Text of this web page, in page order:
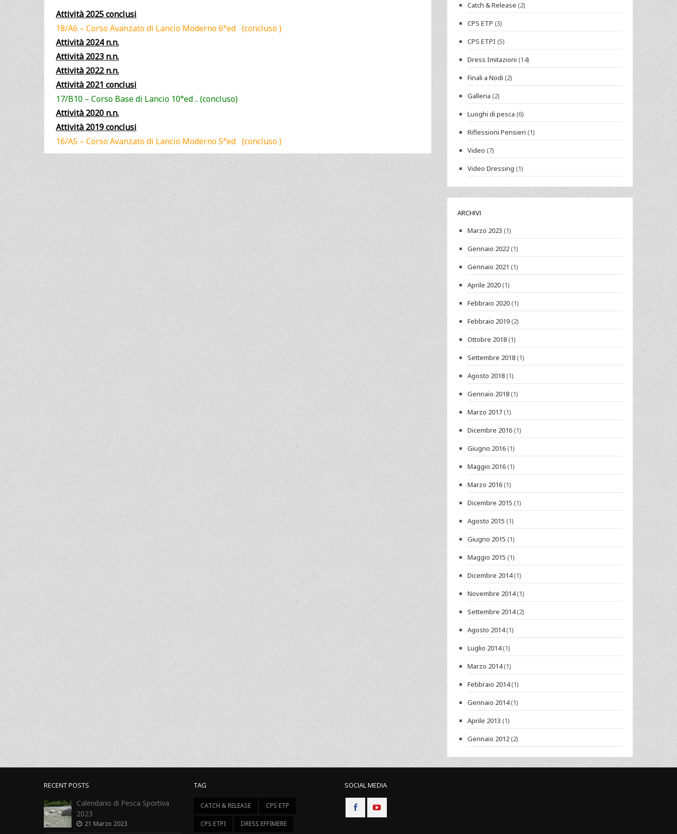
Attività 2025 conclusi
18/A6 – Corso Avanzato di Lancio Moderno 6°ed (concluso )
Attività 2024 n.n.
Attività 2023 n.n.
Attività 2022 n.n.
Attività 2021 conclusi
17/B10 – Corso Base di Lancio 10°ed .. (concluso)
Attività 2020 n.n.
Attività 2019 conclusi
16/A5 – Corso Avanzato di Lancio Moderno 5°ed (concluso )
Catch & Release (2)
CPS ETP (3)
CPS ETPI (5)
Dress Imitazioni (14)
Finali a Nodi (2)
Galleria (2)
Luoghi di pesca (6)
Riflessioni Pensieri (1)
Video (7)
Video Dressing (1)
ARCHIVI
Marzo 2023 (1)
Gennaio 2022(1)
Gennaio 2021 (1)
Aprile 2020(1)
Febbraio 2020(1)
Febbraio 2019(2)
Ottobre 2018(1)
Settembre 2018(1)
Agosto 2018(1)
Gennaio 2018(1)
Marzo 2017(1)
Dicembre 2016(1)
Giugno 2016(1)
Maggio 2016(1)
Marzo 2016(1)
Dicembre 2015 (1)
Agosto 2015 (1)
Giugno 2015 (1)
Maggio 2015 (1)
Dicembre 2014(1)
Novembre 2014(1)
Settembre 2014(2)
Agosto 2014(1)
Luglio 2014(1)
Marzo 2014(1)
Febbraio 2014(1)
Gennaio 2014(1)
Aprile 2013 (1)
Gennaio 2012(2)
RECENT POSTS
Calendario di Pesca Sportiva
2023
21 Marzo 2023
TAG
CATCH & RELEASE CPS ETP
CPS ETPI DRESS EFFIMERE
SOCIAL MEDIA